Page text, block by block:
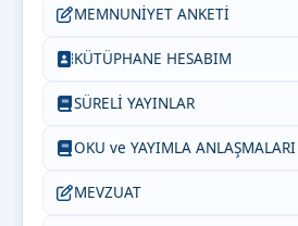
MEMNUNİYET ANKETİ
KÜTÜPHANE HESABIM
SÜRELİ YAYINLAR
OKU ve YAYIMLA ANLAŞMALARI
MEVZUAT